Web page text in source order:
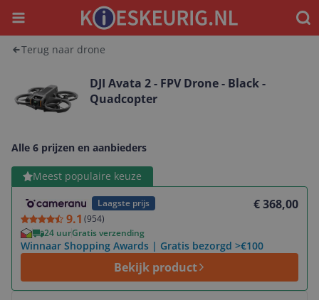
Menu
Terug naar drone
DJI Avata 2 - FPV Drone - Black -
Quadcopter
Alle 6 prijzen en aanbieders
Meest populaire keuze
Laagste prijs
9.1 (954)
€ 368,00
24 uurGratis verzending
Winnaar Shopping Awards | Gratis bezorgd >€100
Bekijk product
Bekijk product